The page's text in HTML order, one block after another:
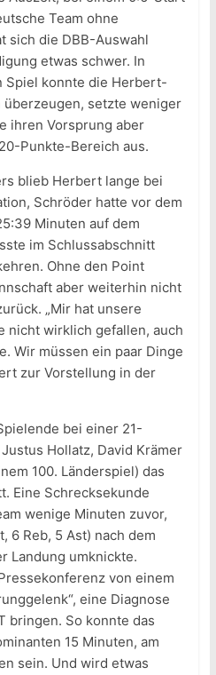
Team ohne
sich die DBB-Auswahl
etwas schwer. In
Spiel konnte die Herbert-
setzte weniger
ihren Vorsprung aber
Punkte-Bereich aus.
blieb Herbert lange bei
Schröder hatte vor dem
Minuten auf dem
im Schlussabschnitt
Ohne den Point
aber weiterhin nicht
„Mir hat unsere
nicht wirklich gefallen, auch
Wir müssen ein paar Dinge
zur Vorstellung in der
bei einer 21-
Hollatz, David Krämer
100. Länderspiel) das
Eine Schrecksekunde
wenige Minuten zuvor,
6 Reb, 5 Ast) nach dem
Landung umknickte.
von einem
eine Diagnose
bringen. So konnte das
15 Minuten, am
sein. Und wird etwas